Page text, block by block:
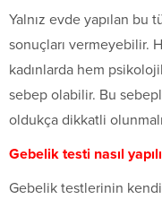
Yalnız evde yapılan bu
sonuçları vermeyebilir.
kadınlarda hem
sebep olabilir. Bu
oldukça dikkatli
Gebelik testi nasıl
Gebelik testlerinin